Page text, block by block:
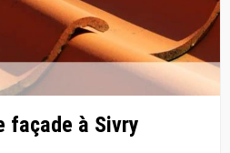
façade à Sivry